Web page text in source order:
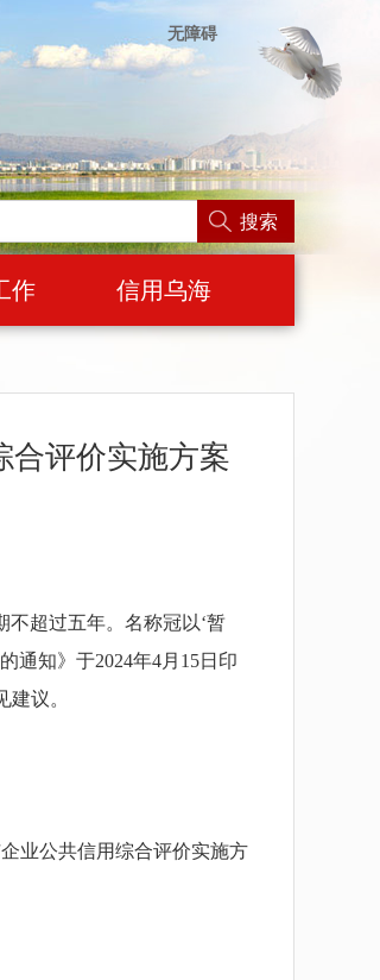
无障碍
搜索
作 信用乌海
合评价实施方案
超过五年。名称冠以‘暂
通知》于2024年4月15日印
议。
业公共信用综合评价实施方